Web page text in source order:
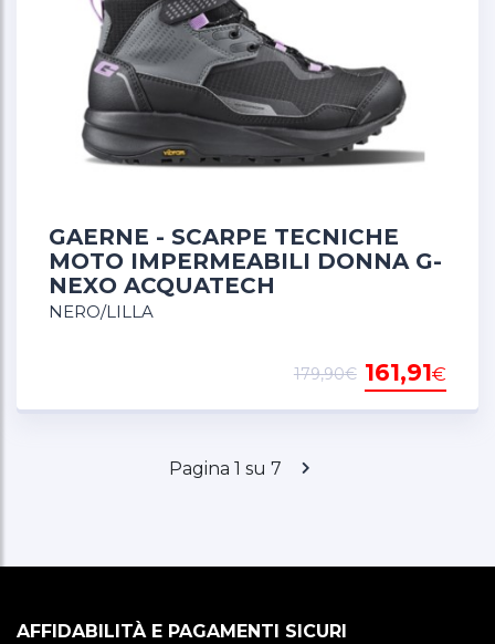
GAERNE - SCARPE TECNICHE
MOTO IMPERMEABILI DONNA G-
NEXO ACQUATECH
NERO/LILLA
161,91€
179,90€
Pagina 1 su 7
AFFIDABILITÀ E PAGAMENTI SICURI